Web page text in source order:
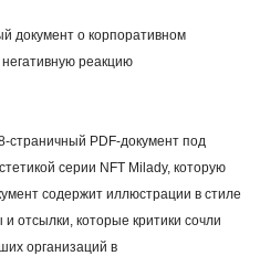
документ о корпоративном
реакцию
PDF-документ под
серии NFT Milady, которую
содержит иллюстрации в стиле
отсылки, которые критики сочли
организаций в